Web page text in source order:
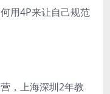
用4P来让自己规范
，上海深圳2年教